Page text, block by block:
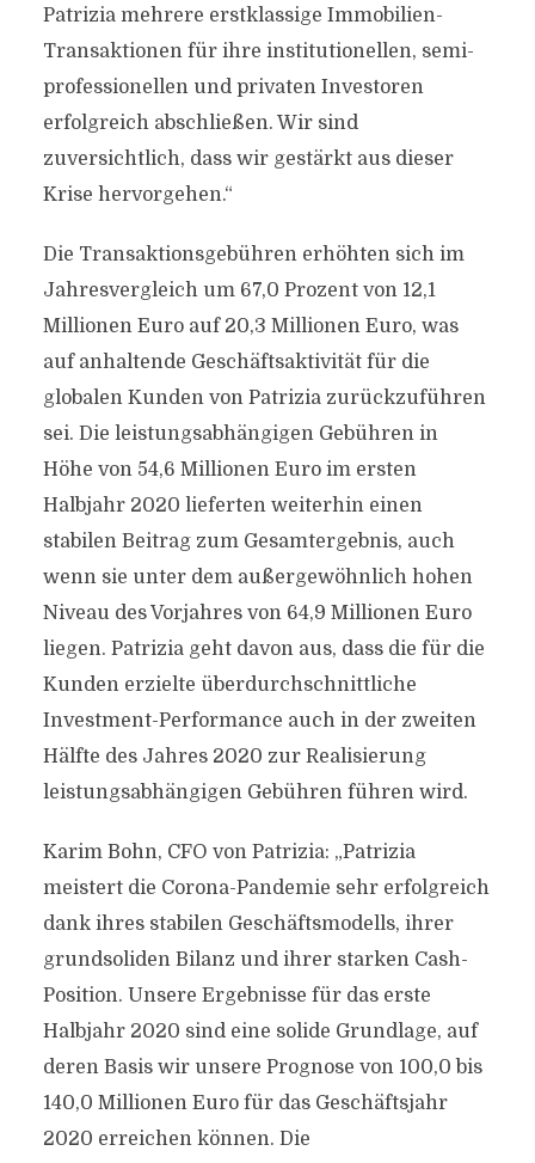
Patrizia mehrere erstklassige Immobilien-
Transaktionen für ihre institutionellen, semi-
professionellen und privaten Investoren
erfolgreich abschließen. Wir sind
zuversichtlich, dass wir gestärkt aus dieser
Krise hervorgehen.“
Die Transaktionsgebühren erhöhten sich im
Jahresvergleich um 67,0 Prozent von 12,1
Millionen Euro auf 20,3 Millionen Euro, was
auf anhaltende Geschäftsaktivität für die
globalen Kunden von Patrizia zurückzuführen
sei. Die leistungsabhängigen Gebühren in
Höhe von 54,6 Millionen Euro im ersten
Halbjahr 2020 lieferten weiterhin einen
stabilen Beitrag zum Gesamtergebnis, auch
wenn sie unter dem außergewöhnlich hohen
Niveau des Vorjahres von 64,9 Millionen Euro
liegen. Patrizia geht davon aus, dass die für die
Kunden erzielte überdurchschnittliche
Investment-Performance auch in der zweiten
Hälfte des Jahres 2020 zur Realisierung
leistungsabhängigen Gebühren führen wird.
Karim Bohn, CFO von Patrizia: „Patrizia
meistert die Corona-Pandemie sehr erfolgreich
dank ihres stabilen Geschäftsmodells, ihrer
grundsoliden Bilanz und ihrer starken Cash-
Position. Unsere Ergebnisse für das erste
Halbjahr 2020 sind eine solide Grundlage, auf
deren Basis wir unsere Prognose von 100,0 bis
140,0 Millionen Euro für das Geschäftsjahr
2020 erreichen können. Die